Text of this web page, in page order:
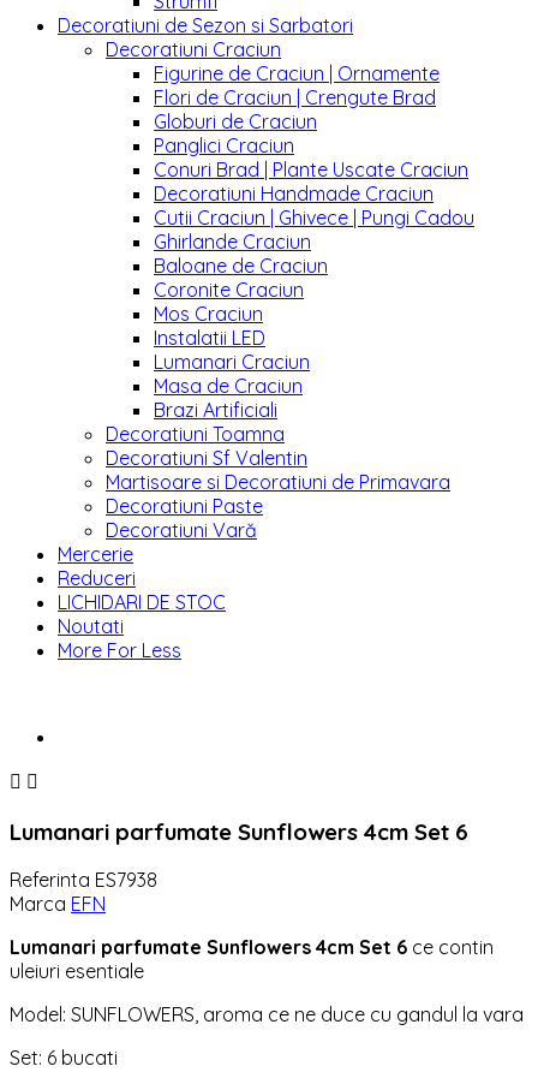
Decoratiuni de Sezon si Sarbatori
Decoratiuni Craciun
Figurine de Craciun | Ornamente
Flori de Craciun | Crengute Brad
Globuri de Craciun
Panglici Craciun
Conuri Brad | Plante Uscate Craciun
Decoratiuni Handmade Craciun
Cutii Craciun | Ghivece | Pungi Cadou
Ghirlande Craciun
Baloane de Craciun
Coronite Craciun
Mos Craciun
Instalatii LED
Lumanari Craciun
Masa de Craciun
Brazi Artificiali
Decoratiuni Toamna
Decoratiuni Sf Valentin
Martisoare si Decoratiuni de Primavara
Decoratiuni Paste
Decoratiuni Vară
Mercerie
Reduceri
LICHIDARI DE STOC
Noutati
More For Less
 
Lumanari parfumate Sunflowers 4cm Set 6
Referinta ES7938
Marca EFN
Lumanari parfumate Sunflowers 4cm Set 6 ce contin
uleiuri esentiale
Model: SUNFLOWERS, aroma ce ne duce cu gandul la vara
Set: 6 bucati